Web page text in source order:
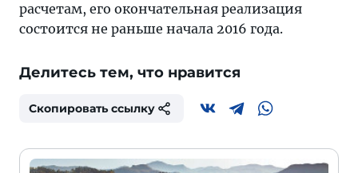
расчетам, его окончательная реализация
состоится не раньше начала 2016 года.
Делитесь тем, что нравится
Скопировать ссылку